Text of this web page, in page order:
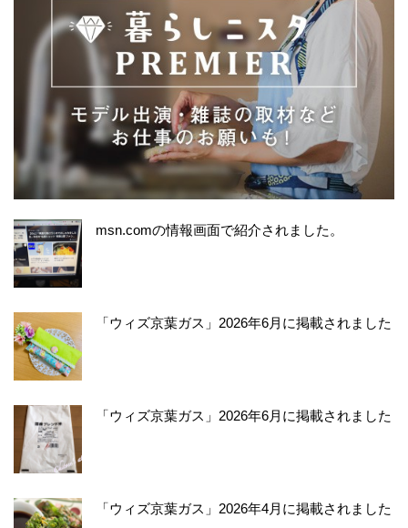
msn.comの情報画面で紹介されました。
「ウィズ京葉ガス」2026年6月に掲載されました
「ウィズ京葉ガス」2026年6月に掲載されました
「ウィズ京葉ガス」2026年4月に掲載されました